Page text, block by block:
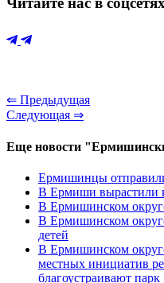
⇐ Предыдущая
Следующая ⇒
Еще новости
Ермишинцы
В Ермиши вырастили
В Ермишинском
В Ермишинском
детей
В Ермишинском
местных инициатив
благоустраивают парк